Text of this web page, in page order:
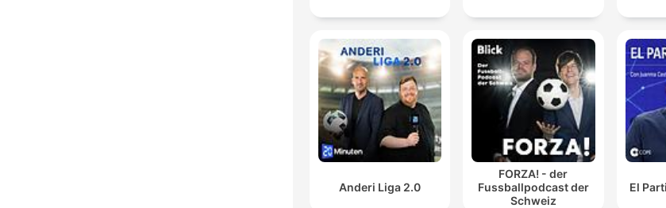
Anderi Liga 2.0
FORZA! - der
Fussballpodcast der
Schweiz
El